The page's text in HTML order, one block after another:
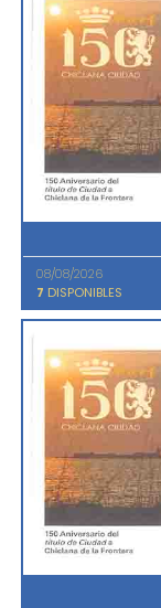
08/08/2026
7 DISPONIBLES